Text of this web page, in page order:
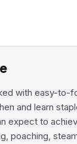
with easy-to-
and learn
expect to
poaching,